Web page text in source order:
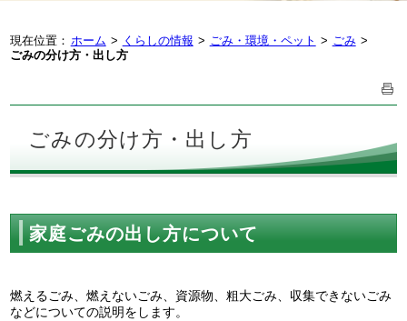
現在位置： ホーム くらしの情報 ごみ・環境・ペット
ごみ
ごみの分け方・出し方
ごみの分け方・出し方
家庭ごみの出し方について
燃えるごみ、燃えないごみ、資源物、粗大ごみ、収集できないごみ
などについての説明をします。